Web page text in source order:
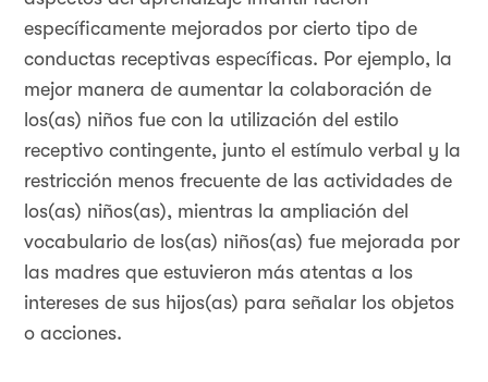
específicamente mejorados por cierto tipo de
conductas receptivas específicas. Por ejemplo, la
mejor manera de aumentar la colaboración de
los(as) niños fue con la utilización del estilo
receptivo contingente, junto el estímulo verbal y la
restricción menos frecuente de las actividades de
los(as) niños(as), mientras la ampliación del
vocabulario de los(as) niños(as) fue mejorada por
las madres que estuvieron más atentas a los
intereses de sus hijos(as) para señalar los objetos
o acciones.